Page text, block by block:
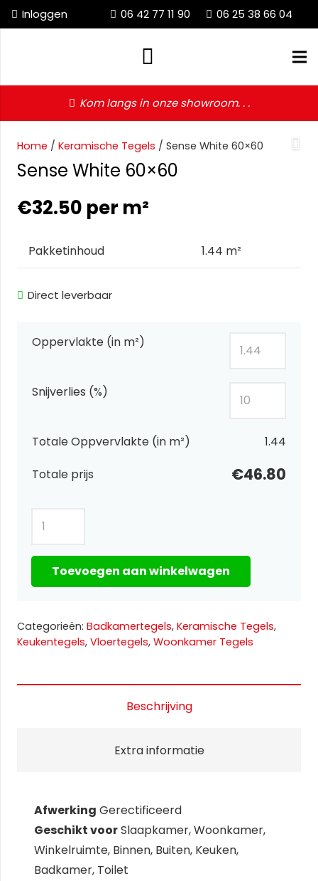
Inloggen 06 42 77 11 90 06 25 38 66 04
Kom langs in onze showroom. . .
Home / Keramische Tegels / Sense White 60×60
Sense White 60×60
€32.50 per m²
Pakketinhoud 1.44 m²
Direct leverbaar
Oppervlakte (in m²)
Snijverlies (%)
Totale Oppvervlakte (in m²)
1.44
Totale prijs
€46.80
60x60
aantalToevoegen aan winkelwagen
Categorieën: Badkamertegels, Keramische Tegels,
Keukentegels, Vloertegels, Woonkamer Tegels
Beschrijving
Extra informatie
Afwerking Gerectificeerd
Geschikt voorSlaapkamer, Woonkamer,
Winkelruimte, Binnen, Buiten, Keuken,
Badkamer, Toilet